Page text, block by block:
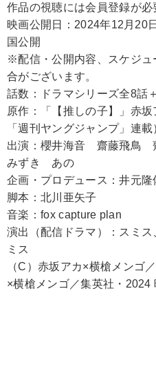
作品の視聴には会員登録が必
映画公開日：2024年12月20
国公開
※配信・公開内容、スケジュ
合がございます。
話数：ドラマシリーズ全8話
原作：「【推しの子】」赤
「週刊ヤングジャンプ」連載
出演：櫻井海音 齋藤飛鳥
みずき あの
企画・プロデュース：井元
脚本：北川亜矢子
音楽：fox capture plan
演出（配信ドラマ）：スミ
ミス
（C）赤坂アカ×横槍メンゴ
×横槍メンゴ／集英社・2024